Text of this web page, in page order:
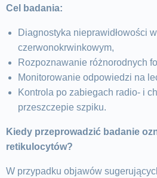
Cel badania:
Diagnostyka nieprawidłowości
czerwonokrwinkowym,
Rozpoznawanie różnorodnych
Monitorowanie odpowiedzi na
Kontrola po zabiegach radio- i
przeszczepie szpiku.
Kiedy przeprowadzić badanie
retikulocytów?
W przypadku objawów